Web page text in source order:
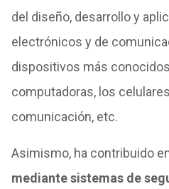
del diseño, desarrollo y
electrónicos y de
dispositivos más
computadoras, los
comunicación, etc.
Asimismo, ha contribuido
mediante sistemas de